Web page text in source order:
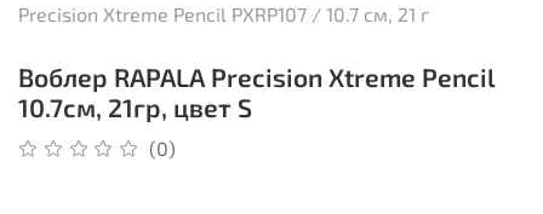
Precision Xtreme Pencil PXRP107 / 10.7 см, 21 г
Воблер RAPALA Precision Xtreme Pencil
10.7см, 21гр, цвет S
(0)